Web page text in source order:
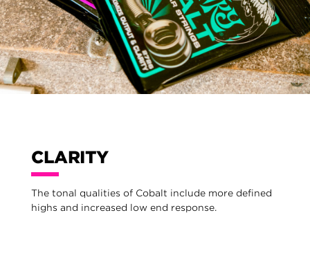
CLARITY
The tonal qualities of Cobalt include more defined
highs and increased low end response.